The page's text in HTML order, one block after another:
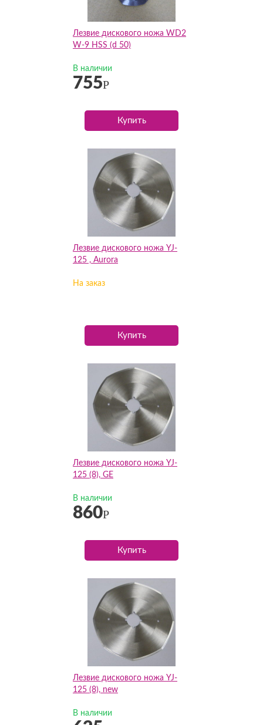
Лезвие дискового ножа WD2
W-9 HSS (d 50)
В наличии
755Р
Купить
Лезвие дискового ножа YJ-
125 , Aurora
На заказ
Купить
Лезвие дискового ножа YJ-
125 (8), GE
В наличии
860Р
Купить
Лезвие дискового ножа YJ-
125 (8), new
В наличии